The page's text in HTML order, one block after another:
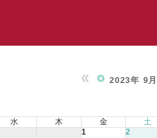
2023年 9月
水 木 金
土
1
2